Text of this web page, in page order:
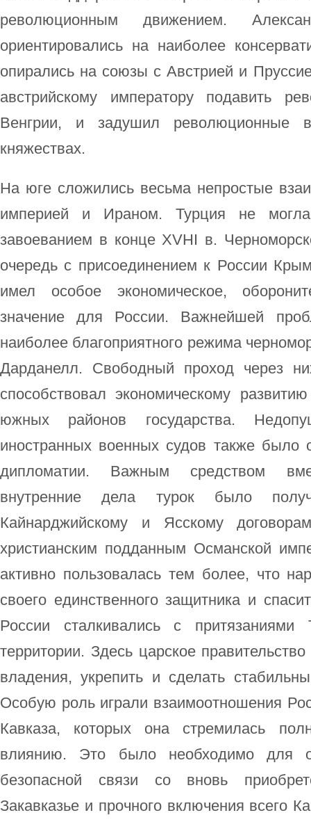
революционным движением.
ориентировались на наиболее
опирались на союзы с Австрией и
австрийскому императору подавить
Венгрии, и задушил революционные
княжествах.
На юге сложились весьма непростые
империей и Ираном. Турция не
завоеванием в конце XVHI в.
очередь с присоединением к России
имел особое экономическое,
значение для России. Важнейшей
наиболее благоприятного режима
Дарданелл. Свободный проход через
способствовал экономическому
южных районов государства.
иностранных военных судов также было
дипломатии. Важным средством
внутренние дела турок было
Кайнарджийскому и Ясскому
христианским подданным Османской
активно пользовалась тем более, что
своего единственного защитника и
России сталкивались с
территории. Здесь царское
владения, укрепить и сделать
Особую роль играли взаимоотношения
Кавказа, которых она стремилась
влиянию. Это было необходимо для
безопасной связи со вновь
Закавказье и прочного включения всего